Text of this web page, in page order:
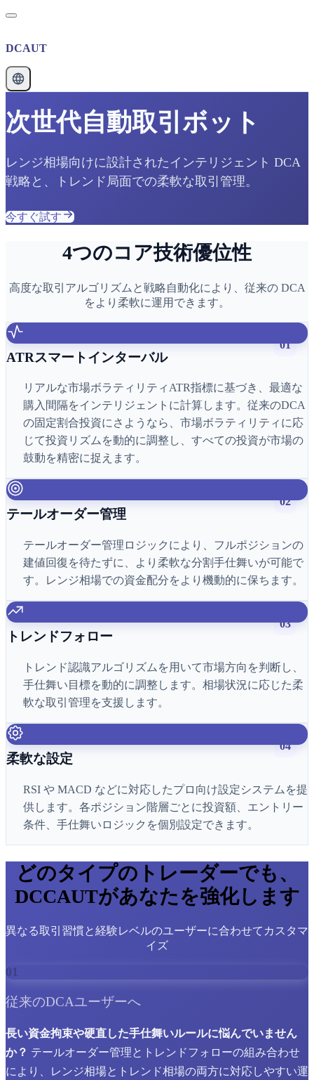
DCAUT
次世代自動取引ボット
レンジ相場向けに設計されたインテリジェント DCA
戦略と、トレンド局面での柔軟な取引管理。
今すぐ試す
4つのコア技術優位性
高度な取引アルゴリズムと戦略自動化により、従来の DCA
をより柔軟に運用できます。
01
ATRスマートインターバル
リアルな市場ボラティリティATR指標に基づき、最適な
購入間隔をインテリジェントに計算します。従来のDCA
の固定割合投資にさようなら、市場ボラティリティに応
じて投資リズムを動的に調整し、すべての投資が市場の
鼓動を精密に捉えます。
02
テールオーダー管理
テールオーダー管理ロジックにより、フルポジションの
建値回復を待たずに、より柔軟な分割手仕舞いが可能で
す。レンジ相場での資金配分をより機動的に保ちます。
03
トレンドフォロー
トレンド認識アルゴリズムを用いて市場方向を判断し、
手仕舞い目標を動的に調整します。相場状況に応じた柔
軟な取引管理を支援します。
04
柔軟な設定
RSI や MACD などに対応したプロ向け設定システムを提
供します。各ポジション階層ごとに投資額、エントリー
条件、手仕舞いロジックを個別設定できます。
どのタイプのトレーダーでも、
DCCAUTがあなたを強化します
異なる取引習慣と経験レベルのユーザーに合わせてカスタマ
イズ
01
従来のDCAユーザーへ
長い資金拘束や硬直した手仕舞いルールに悩んでいません
か？ テールオーダー管理とトレンドフォローの組み合わせ
により、レンジ相場とトレンド相場の両方に対応しやすい運